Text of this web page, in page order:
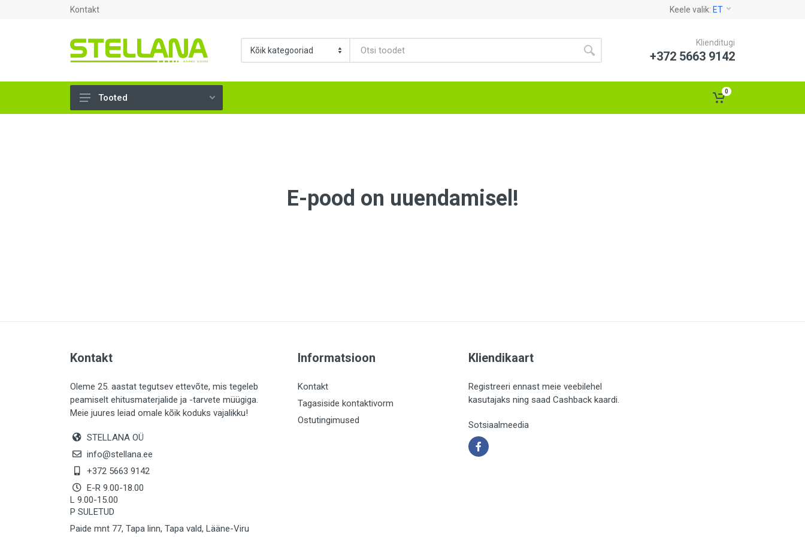
Kontakt Keele valik: ET
Klienditugi
+372 5663 9142
LIISTUD (183)
KIVID (31)
KATTED (132)
MAALRITARBED (1027)
SOOJUSTUS (16)
KEEMIA (220)
TÖÖRIIDED (117)
SAUN (8)
Tooted
0
E-pood on uuendamisel!
Kontakt
Oleme 25. aastat tegutsev ettevõte, mis tegeleb
peamiselt ehitusmaterjalide ja -tarvete müügiga.
Meie juures leiad omale kõik koduks vajalikku!
STELLANA OÜ
info@stellana.ee
+372 5663 9142
E-R 9.00-18.00
L 9.00-15.00
P SULETUD
Paide mnt 77, Tapa linn, Tapa vald, Lääne-Viru
Informatsioon
Kontakt
Tagasiside kontaktivorm
Ostutingimused
Kliendikaart
Registreeri ennast meie veebilehel
kasutajaks ning saad Cashback kaardi.
Sotsiaalmeedia